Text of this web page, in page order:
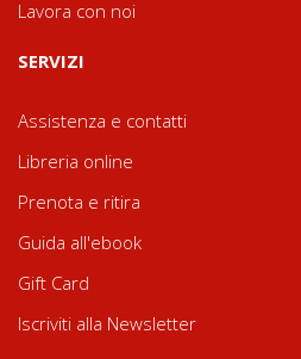
Lavora con noi
SERVIZI
Assistenza e contatti
Libreria online
Prenota e ritira
Guida all'ebook
Gift Card
Iscriviti alla Newsletter